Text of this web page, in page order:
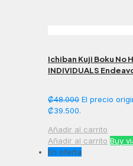
Ichiban Kuji Boku No
INDIVIDUALS
₡48.000 El precio
₡39.500.
Añadir al carrito
Añadir al carrito Buy
En oferta